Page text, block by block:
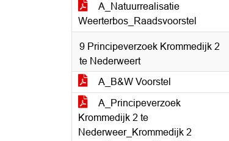
A_Natuurrealisatie
Weerterbos_Raadsvoorstel
9 Principeverzoek Krommedijk 2
te Nederweert
A_B&W Voorstel
A_Principeverzoek
Krommedijk 2 te
Nederweer_Krommedijk 2